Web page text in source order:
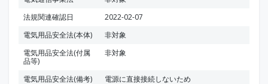
法規関連確認日
2022-02-07
電気用品安全法(本体)
非対象
電気用品安全法(付属
品等)
非対象
電気用品安全法(備考) 電源に直接接続しないため